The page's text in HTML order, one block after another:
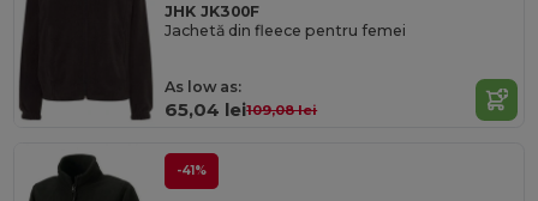
JHK JK300F
Jachetă din fleece pentru femei
As low as:
65,04 lei109,08 lei
-41%